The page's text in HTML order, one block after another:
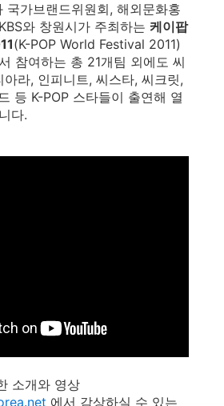
국가브랜드위원회, 해외문화홍
와 창원시가 주최하는 케이팝
(K-POP World Festival 2011)
참여하는 총 21개팀 외에도 씨
라, 인피니트, 씨스타, 씨크릿,
등 K-POP 스타들이 출연해 열
다.
소개와 영상
에서 감상하실 수 있는